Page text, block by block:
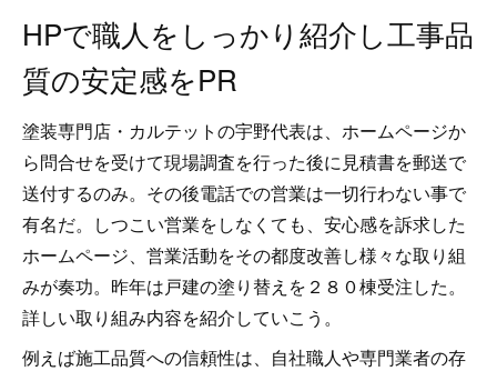
HPで職人をしっかり紹介し工事品
質の安定感をPR
塗装専門店・カルテットの宇野代表は、ホームページか
ら問合せを受けて現場調査を行った後に見積書を郵送で
送付するのみ。その後電話での営業は一切行わない事で
有名だ。しつこい営業をしなくても、安心感を訴求した
ホームページ、営業活動をその都度改善し様々な取り組
みが奏功。昨年は戸建の塗り替えを２８０棟受注した。
詳しい取り組み内容を紹介していこう。
例えば施工品質への信頼性は、自社職人や専門業者の存